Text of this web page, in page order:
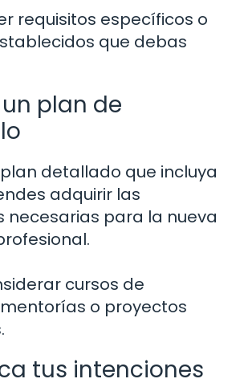
requisitos específicos o
que debas
plan de
detallado que incluya
adquirir las
necesarias para la nueva
cursos de
o proyectos
tus intenciones